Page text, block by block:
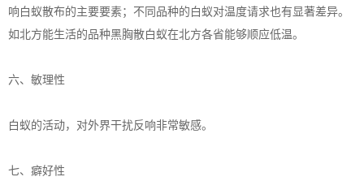
响白蚁散布的主要要素；不同品种的白蚁对温度请求也有显著差异。
如北方能生活的品种黑胸散白蚁在北方各省能够顺应低温。
六、敏理性
白蚁的活动，对外界干扰反响非常敏感。
七、癖好性